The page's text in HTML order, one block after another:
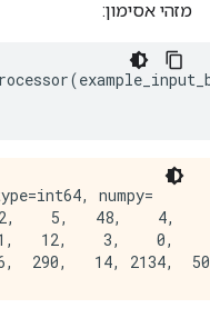
מזהי אסימון:
(
numpy=
5,   48,    4,
12,    3,    0,